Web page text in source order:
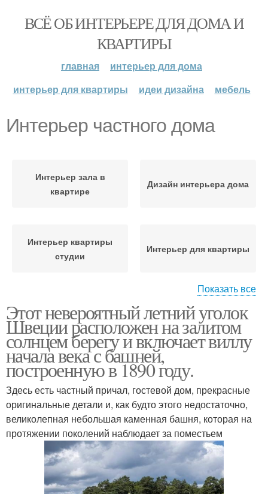
ВСЁ ОБ ИНТЕРЬЕРЕ ДЛЯ ДОМА И
КВАРТИРЫ
главная
интерьер для дома
интерьер для квартиры
идеи дизайна мебель
Интерьер частного дома
Интерьер зала в
квартире
Дизайн интерьера дома
Интерьер квартиры
студии
Интерьер для квартиры
Интерьер для дома
Красивые интерьеры
домов
Современный интерьер
квартиры
Стили интерьеров
квартир
Интерьер дома внутри
Интерьер деревянных
домов
Показать все
Этот невероятный летний уголок
Швеции расположен на залитом
солнцем берегу и включает виллу
начала века с башней,
построенную в 1890 году.
Здесь есть частный причал, гостевой дом, прекрасные
оригинальные детали и, как будто этого недостаточно,
великолепная небольшая каменная башня, которая на
протяжении поколений наблюдает за поместьем